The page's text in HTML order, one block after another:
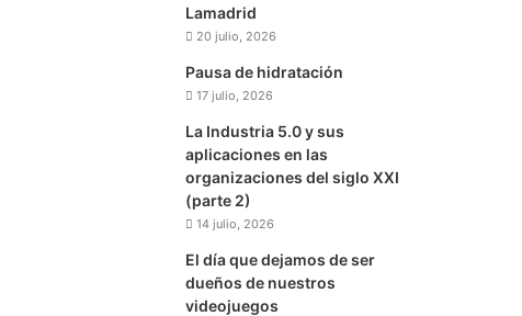
Lamadrid
20 julio, 2026
Pausa de hidratación
17 julio, 2026
La Industria 5.0 y sus
aplicaciones en las
organizaciones del siglo XXI
(parte 2)
14 julio, 2026
El día que dejamos de ser
dueños de nuestros
videojuegos